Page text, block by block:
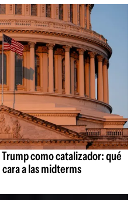
como catalizador: qué
cara a las midterms